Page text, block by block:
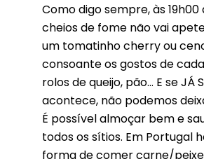
Como digo sempre, às
cheios de fome não vai
um tomatinho cherry ou
consoante os gostos de
rolos de queijo, pão… E se JÁ
acontece, não podemos
É possível almoçar bem e
todos os sítios. Em Portugal
forma de comer carne/